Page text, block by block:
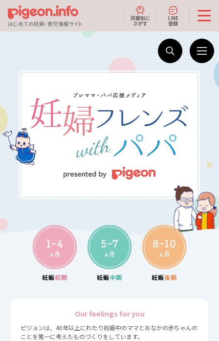
はじめての妊娠・育児情報サイト
月齢別に
さがす
LINE
登録
妊娠初期 妊娠中期 妊娠後期
Our feelings for you
ピジョンは、40年以上にわたり妊娠中のママとおなかの赤ちゃんの
ことを第一に考えたものづくりをしています。